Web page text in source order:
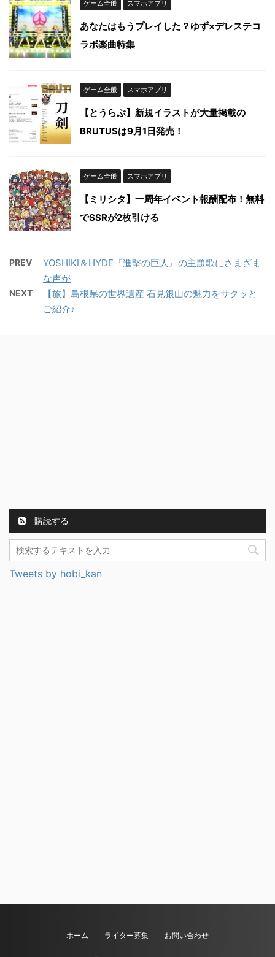
ゲーム全般 スマホアプリ
あなたはもうプレイした？ゆず×デレステコ
ラボ楽曲特集
ゲーム全般 スマホアプリ
【とうらぶ】新規イラストが大量掲載の
BRUTUSは9月1日発売！
ゲーム全般 スマホアプリ
【ミリシタ】一周年イベント報酬配布！無料
でSSRが2枚引ける
PREV
YOSHIKI＆HYDE『進撃の巨人』の主題歌にさまざま
な声が
NEXT
【旅】島根県の世界遺産 石見銀山の魅力をサクッと
ご紹介♪
購読する
Tweets by hobi_kan
ホーム ライター募集 お問い合わせ